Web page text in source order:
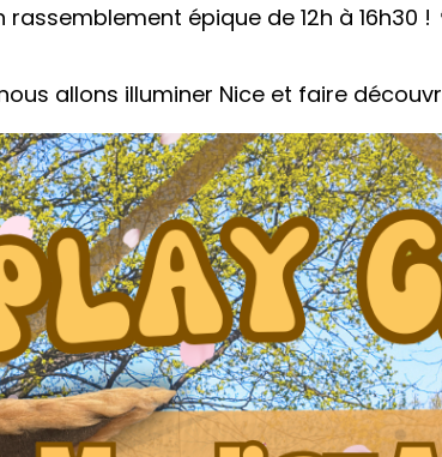
épique de 12h à 16h30 !
allons illuminer Nice et faire